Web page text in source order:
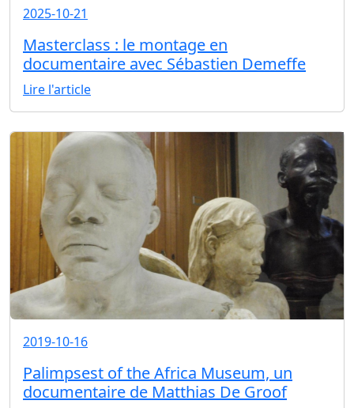
2025-10-21
Masterclass : le montage en
documentaire avec Sébastien Demeffe
Lire l'article
2019-10-16
Palimpsest of the Africa Museum, un
documentaire de Matthias De Groof